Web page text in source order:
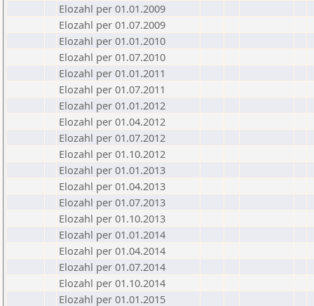
Elozahl per 01.01.2009
Elozahl per 01.07.2009
Elozahl per 01.01.2010
Elozahl per 01.07.2010
Elozahl per 01.01.2011
Elozahl per 01.07.2011
Elozahl per 01.01.2012
Elozahl per 01.04.2012
Elozahl per 01.07.2012
Elozahl per 01.10.2012
Elozahl per 01.01.2013
Elozahl per 01.04.2013
Elozahl per 01.07.2013
Elozahl per 01.10.2013
Elozahl per 01.01.2014
Elozahl per 01.04.2014
Elozahl per 01.07.2014
Elozahl per 01.10.2014
Elozahl per 01.01.2015